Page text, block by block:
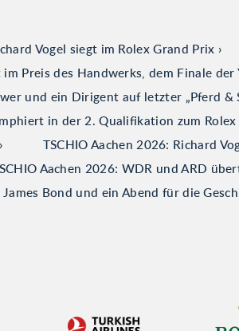
Vogel siegt im Rolex Grand Prix
Preis des Handwerks, dem Finale der
und ein Dirigent auf letzter „Pferd &
in der 2. Qualifikation zum
TSCHIO Aachen 2026: Richard
Aachen 2026: WDR und ARD
Bond und ein Abend für die